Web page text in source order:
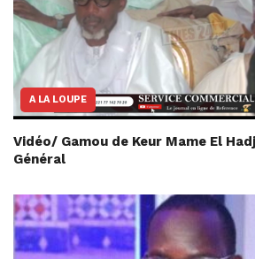
A LA LOUPE
Vidéo/ Gamou de Keur Mame El
Général